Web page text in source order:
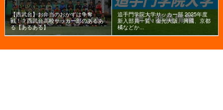
【西武台】お弁当のおかずは争奪
戦！？西武台高校サッカー部のあるあ
る【あるある】
追手門学院大学サッカー部 2025年度
新入部員一覧！金光大阪、興國、京都
橘などか...